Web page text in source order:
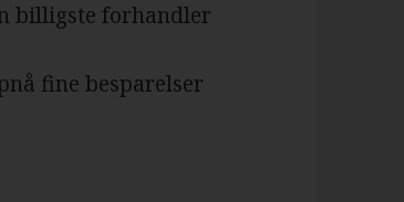
billigste forhandler
fine besparelser